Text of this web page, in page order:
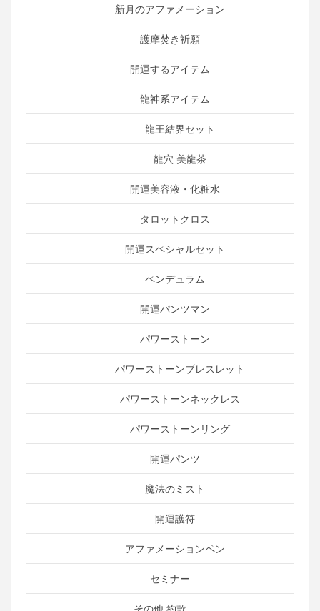
新月のアファメーション
護摩焚き祈願
開運するアイテム
龍神系アイテム
龍王結界セット
龍穴 美龍茶
開運美容液・化粧水
タロットクロス
開運スペシャルセット
ペンデュラム
開運パンツマン
パワーストーン
パワーストーンブレスレット
パワーストーンネックレス
パワーストーンリング
開運パンツ
魔法のミスト
開運護符
アファメーションペン
セミナー